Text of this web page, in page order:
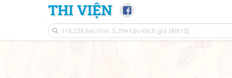
THI VIỆN